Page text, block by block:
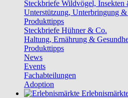
Steckbriefe Wildvögel, Insekten
Unterstützung, Unterbringung
Produkttipps
Steckbriefe Hühner & Co.
Haltung, Ernährung &
Produkttipps
News
Events
Fachabteilungen
Adoption